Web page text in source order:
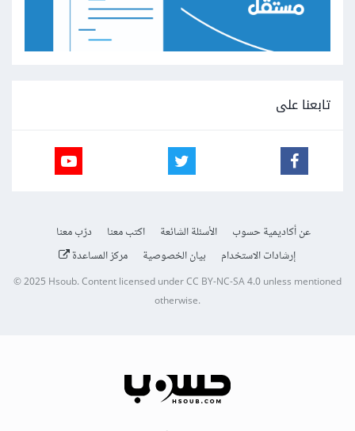
تابعنا على
عن أكاديمية حسوب الأسئلة الشائعة اكتب معنا
درّب معنا
إرشادات الاستخدام
بيان الخصوصية مركز المساعدة
© 2025Hsoub.Content licensed underCC BY-NC-SA 4.0unless mentioned
otherwise.